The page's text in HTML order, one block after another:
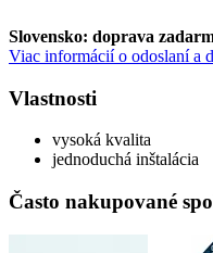
Slovensko: doprava
Viac informácií o odoslaní a
Vlastnosti
vysoká kvalita
jednoduchá inštalácia
Často nakupované